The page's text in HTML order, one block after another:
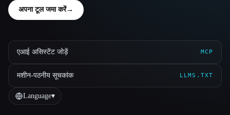
अपना टूल जमा करें→
एआई असिस्टेंट जोड़ें MCP
मशीन-पठनीय सूचकांक LLMS.TXT
Language▾